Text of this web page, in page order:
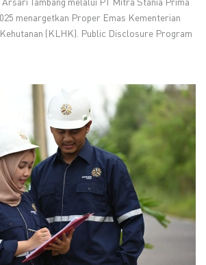
menargetkan Proper Emas Kementerian
Kehutanan (KLHK). Public Disclosure Program